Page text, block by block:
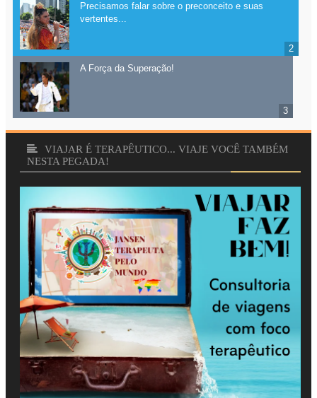
Precisamos falar sobre o preconceito e suas
vertentes...
A Força da Superação!
VIAJAR É TERAPÊUTICO... VIAJE VOCÊ TAMBÉM
NESTA PEGADA!